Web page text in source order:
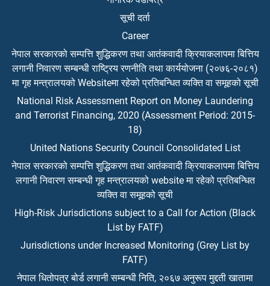
सूची दर्ता
Career
नेपाल सरकारको सम्पत्ति शुद्धिकरण तथा आतंकवादी क्रियाकलापमा बित्तिय
लगानी निवारण सम्बन्धी राष्ट्रिय रणनीति तथा कार्ययोजना (२०७६-२०८१)
मा गृह मन्त्रालयको Websiteमा रहेको प्रतिबन्धित व्यक्ति वा समूहको सूची
National Risk Assessment Report on Money Laundering
and Terrorist Financing, 2020 (Assessment Period: 2015-
18)
United Nations Security Council Consolidated List
नेपाल सरकारको सम्पत्ति शुद्धिकरण तथा आतंकवादी क्रियाकलापमा बित्तिय
लगानी निवारण सम्बन्धी गृह मन्त्रालयको website मा रहेको प्रतिबन्धित
व्यक्ति वा समूहको सूची
High-Risk Jurisdictions subject to a Call for Action (Black
List by FATF)
Jurisdictions under Increased Monitoring (Grey List by
FATF)
नेपाल धितोपत्र बोर्ड लगानी सम्बन्धी निति, २०६७ अनुरूप मुद्दती खातामा